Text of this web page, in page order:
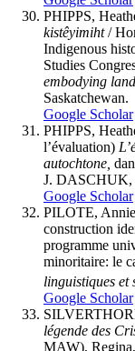
PHIPPS,
kistêyimiht/
Indigenous
Studies
embodying land,
Saskatchewan.
Google Scholar
PHIPPS,
l’évaluation)
autochtone,
J. DASCHUK,
Google Scholar
PILOTE,
construction
programme
minoritaire: le
linguistiques et
Google Scholar
légende des
MAW),